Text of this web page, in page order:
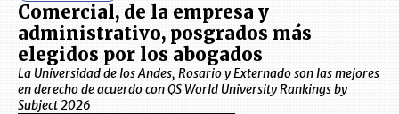
Comercial, de la empresa y
administrativo, posgrados más
elegidos por los abogados
La Universidad de los Andes, Rosario y Externado son las mejores
en derecho de acuerdo con QS World University Rankings by
Subject 2026